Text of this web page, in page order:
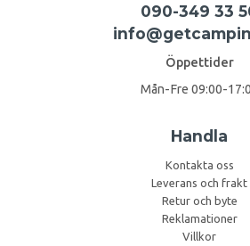
090-349 33
Öppettider
Mån-Fre 09:00-
Handla
Kontakta oss
Leverans och frakt
Retur och byte
Reklamationer
Villkor